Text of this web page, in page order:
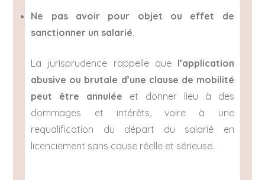
Ne pas avoir pour objet ou effet de
sanctionner un salarié.
La jurisprudence rappelle que l’application
abusive ou brutale d’une clause de mobilité
peut être annulée et donner lieu à des
dommages et intérêts, voire à une
requalification du départ du salarié en
licenciement sans cause réelle et sérieuse.